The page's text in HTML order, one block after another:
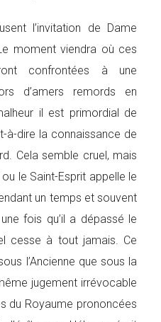
l’invitation de Dame
moment viendra où ces
confrontées à une
d’amers remords en
il est primordial de
à-dire la connaissance de
Cela semble cruel, mais
le Saint-Esprit appelle le
un temps et souvent
fois qu’il a dépassé le
cesse à tout jamais. Ce
l’Ancienne que sous la
jugement irrévocable
du Royaume prononcées